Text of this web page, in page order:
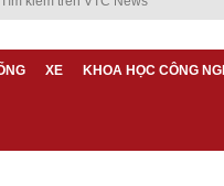
XE KHOA HỌC CÔNG